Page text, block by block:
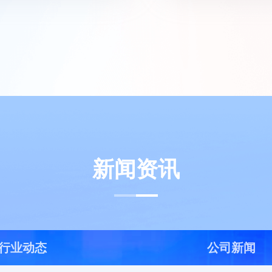
新闻资讯
业动态 公司新闻